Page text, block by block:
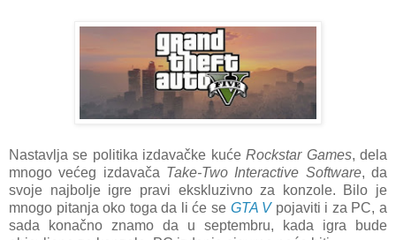
Nastavlja se politika izdavačke kućeRockstar Games, dela
mnogo većeg izdavača Take-Two Interactive Software, da
svoje najbolje igre pravi ekskluzivno za konzole. Bilo je
mnogo pitanja oko toga da li će se GTA Vpojaviti i za PC, a
sada konačno znamo da u septembru, kada igra bude